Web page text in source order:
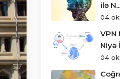
ilə N...
04
VPN
Niyə
04